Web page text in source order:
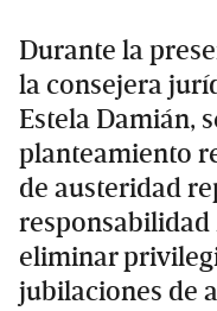
Durante la
la consejera
Estela Damián,
planteamiento
de austeridad
eliminar
jubilaciones de